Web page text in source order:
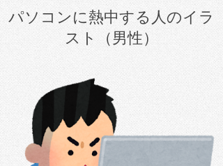
パソコンに熱中する人のイラ
スト（男性）